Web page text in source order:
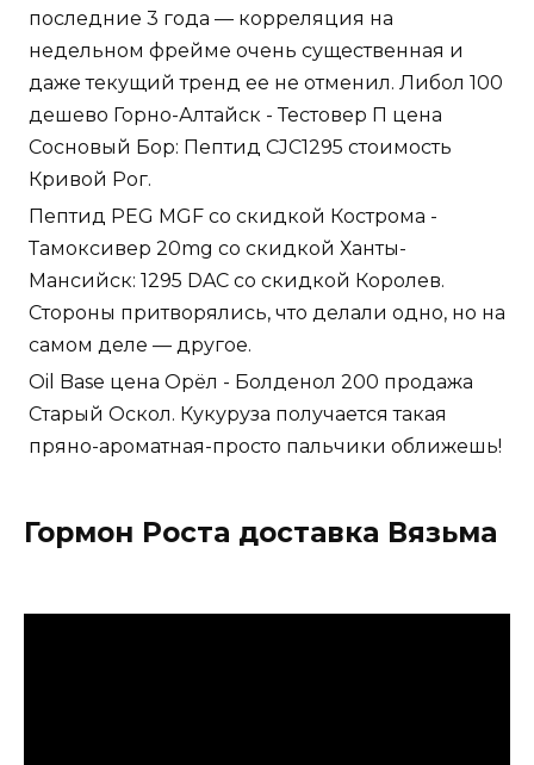
последние 3 года — корреляция на
недельном фрейме очень существенная и
даже текущий тренд ее не отменил. Либол 100
дешево Горно-Алтайск - Тестовер П цена
Сосновый Бор: Пептид CJC1295 стоимость
Кривой Рог.
Пептид PEG MGF со скидкой Кострома -
Тамоксивер 20mg со скидкой Ханты-
Мансийск: 1295 DAC со скидкой Королев.
Стороны притворялись, что делали одно, но на
самом деле — другое.
Oil Base цена Орёл - Болденол 200 продажа
Старый Оскол. Кукуруза получается такая
пряно-ароматная-просто пальчики оближешь!
Гормон Роста доставка Вязьма